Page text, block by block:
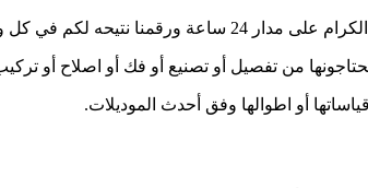
لكم في كل وقت.
من تفصيل أو تصنيع أو فك أو اصلاح أو
أو اطوالها وفق أحدث الموديلات.